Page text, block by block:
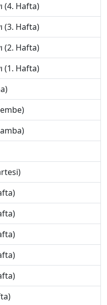
(4. Hafta)
(3. Hafta)
(2. Hafta)
(1. Hafta)